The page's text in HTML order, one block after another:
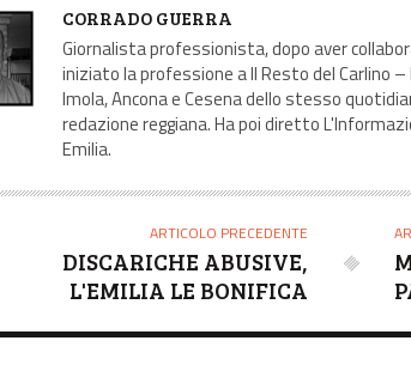
A
U
T
O
R
E
CORRADO GUERRA
Giornalista professionista, dopo aver
iniziato la professione a Il Resto del Carlino
Imola, Ancona e Cesena dello stesso
redazione reggiana. Ha poi diretto
Emilia.
ARTICOLO PRECEDENTE
DISCARICHE ABUSIVE,
L'EMILIA LE BONIFICA